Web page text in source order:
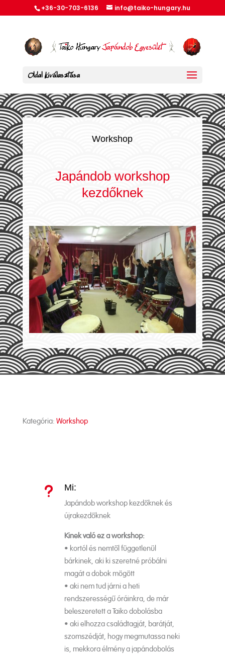
+36-30-703-6136 info@taiko-hungary.hu
Oldal kiválasztása
Workshop
Japándob workshop
kezdőknek
Kategória: Workshop
u Mi:
Japándob workshop kezdőknek és
újrakezdőknek
Kinek való ez a workshop:
• kortól és nemtől függetlenül
bárkinek, aki ki szeretné próbálni
magát a dobok mögött
• aki nem tud járni a heti
rendszerességű óráinkra, de már
beleszeretett a Taiko dobolásba
• aki elhozza családtagját, barátját,
szomszédját, hogy megmutassa neki
is, mekkora élmény a japándobolás